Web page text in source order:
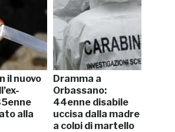
il nuovo
alla
Dramma a
Orbassano:
44enne disabile
uccisa dalla madre
a colpi di martello